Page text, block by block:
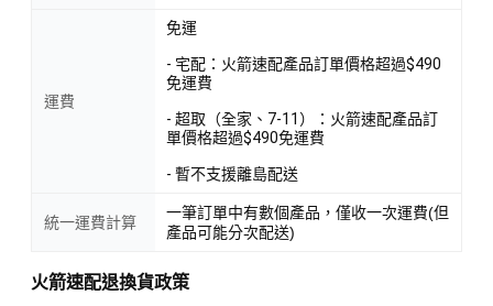
運費
免運
- 宅配：火箭速配產品訂單價格超過$490
免運費
- 超取（全家、7-11）：火箭速配產品訂
單價格超過$490免運費
- 暫不支援離島配送
統一運費計算
一筆訂單中有數個產品，僅收一次運費(但
產品可能分次配送)
火箭速配退換貨政策